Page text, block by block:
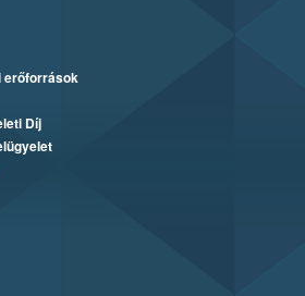
erőforrások
Díj